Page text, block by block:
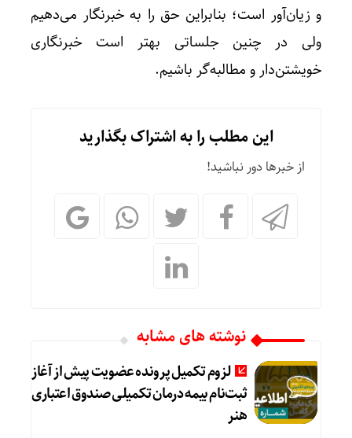
و زیان‌آور است؛ بنابراین حق را به خبرنگار می‌دهیم
ولی در چنین جلساتی بهتر است خبرنگاری
خویشتن‌دار و مطالبه‌گر باشیم.
این مطلب را به اشتراک بگذارید
از خبرها دور نباشید!
نوشته های مشابه
لزوم تکمیل پرونده عضویت پیش از آغاز
ثبت‌نام بیمه درمان تکمیلی صندوق اعتباری
هنر